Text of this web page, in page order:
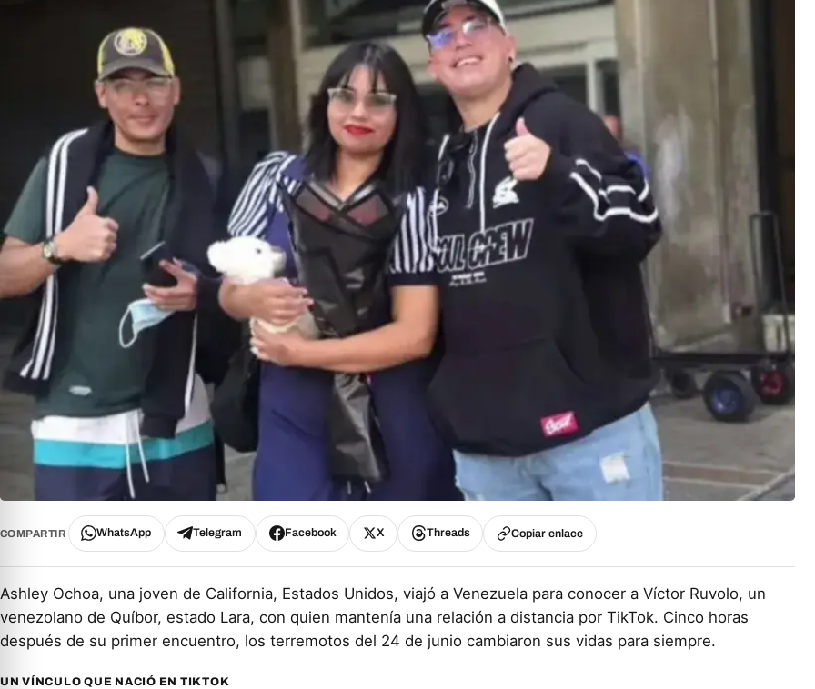
COMPARTIR WhatsApp Telegram Facebook X Threads Copiar enlace
Ashley Ochoa, una joven de California, Estados Unidos, viajó a Venezuela para conocer a Víctor Ruvolo, un
venezolano de Quíbor, estado Lara, con quien mantenía una relación a distancia por TikTok. Cinco horas
después de su primer encuentro, los terremotos del 24 de junio cambiaron sus vidas para siempre.
UN VÍNCULO QUE NACIÓ EN TIKTOK